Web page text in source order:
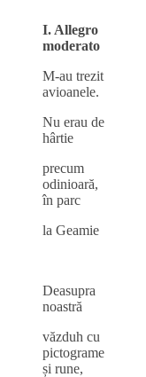
I. Allegro
moderato
M‑au trezit
avioanele.
Nu erau de
hârtie
precum
odinioară,
în parc
la Geamie
Deasupra
noastră
văzduh cu
pictograme
și rune,